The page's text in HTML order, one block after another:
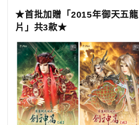
★首批加贈「2015年御天五
片」共3款★